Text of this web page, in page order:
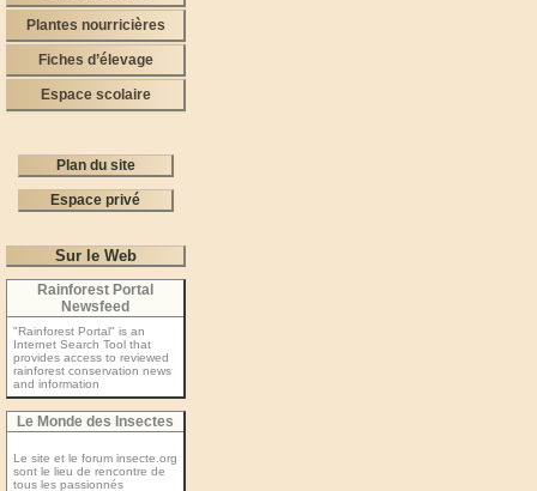
Plantes nourricières
Fiches d’élevage
Espace scolaire
Plan du site
Espace privé
Sur le Web
Rainforest Portal
Newsfeed
"Rainforest Portal" is an
Internet Search Tool that
provides access to reviewed
rainforest conservation news
and information
Le Monde des Insectes
Le site et le forum insecte.org
sont le lieu de rencontre de
tous les passionnés